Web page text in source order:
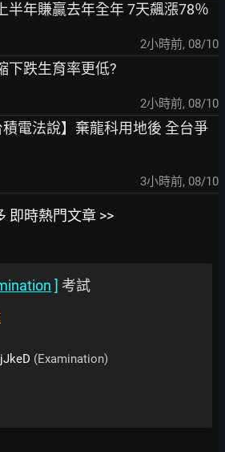
半年賺贏去年全年 7天飆漲78％
2小時前, 08/10
下跌生育率更低?
2小時前, 08/10
積電法說】棄龍科用地後 全台爭
3小時前, 08/10
即時熱門文章 >>
] 考試
(Examination)